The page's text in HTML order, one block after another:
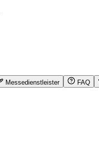
Messedienstleister FAQ